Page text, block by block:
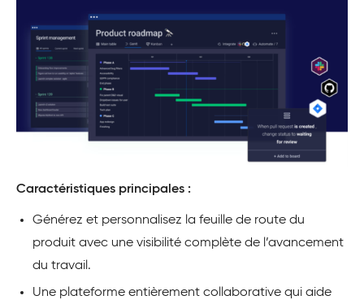
Caractéristiques principales :
Générez et personnalisez la feuille de route du
produit avec une visibilité complète de l’avancement
du travail.
Une plateforme entièrement collaborative qui aide